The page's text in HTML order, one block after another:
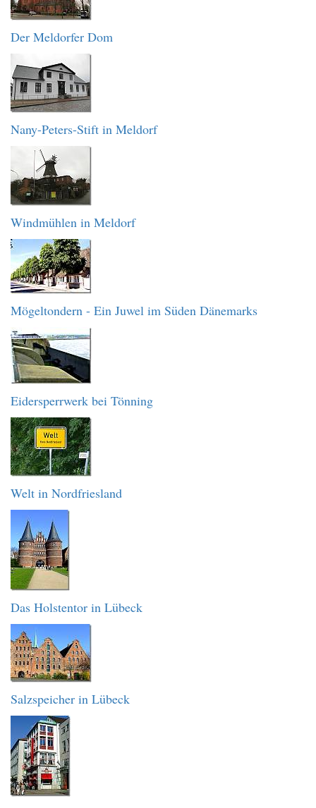
Der Meldorfer Dom
Nany-Peters-Stift in Meldorf
Windmühlen in Meldorf
Mögeltondern - Ein Juwel im Süden Dänemarks
Eidersperrwerk bei Tönning
Welt in Nordfriesland
Das Holstentor in Lübeck
Salzspeicher in Lübeck